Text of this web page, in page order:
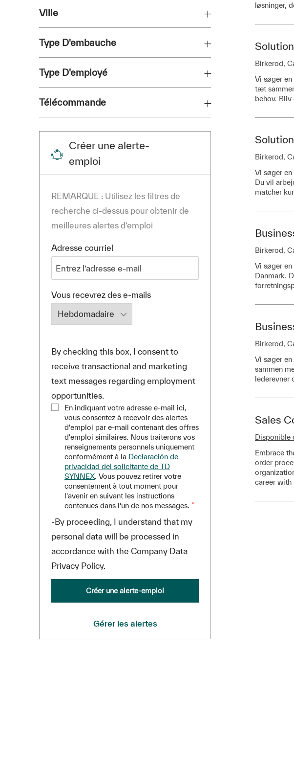
Ville
Type D'embauche
Type D'employé
Télécommande
Créer une alerte-
emploi
REMARQUE : Utilisez les filtres de
recherche ci-dessus pour obtenir de
meilleures alertes d’emploi
Adresse courriel
Vous recevrez des e-mailsRequired
By checking this box, I consent to
receive transactional and marketing
text messages regarding employment
opportunities.
En indiquant votre adresse e-mail ici,
vous consentez à recevoir des alertes
d'emploi par e-mail contenant des offres
d'emploi similaires. Nous traiterons vos
renseignements personnels uniquement
conformément à la Declaración de
privacidad del solicitante de TD
SYNNEX. Vous pouvez retirer votre
consentement à tout moment pour
l'avenir en suivant les instructions
contenues dans l'un de nos messages. *
-By proceeding, I understand that my
personal data will be processed in
accordance with the Company Data
Privacy Policy.
Créer une alerte-emploi
Gérer les alertes
løsninger,
Birkerod,
Vi søger
tæt
behov. Bliv
Birkerod,
Vi søger
Du vil
matcher
Birkerod,
Vi søger
Danmark.
Birkerod,
Vi søger
sammen
lederevner
Sales
Disponible
Embrace
order
career with